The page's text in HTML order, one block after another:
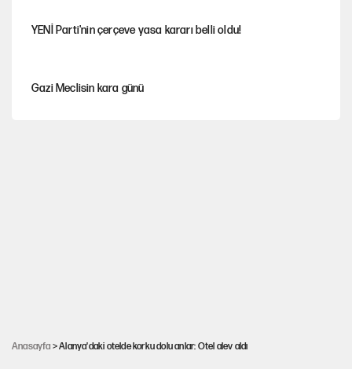
YENİ Parti'nin çerçeve yasa kararı belli oldu!
Gazi Meclisin kara günü
Anasayfa > Alanya'daki otelde korku dolu anlar: Otel alev aldı